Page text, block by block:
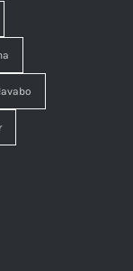
lavabo